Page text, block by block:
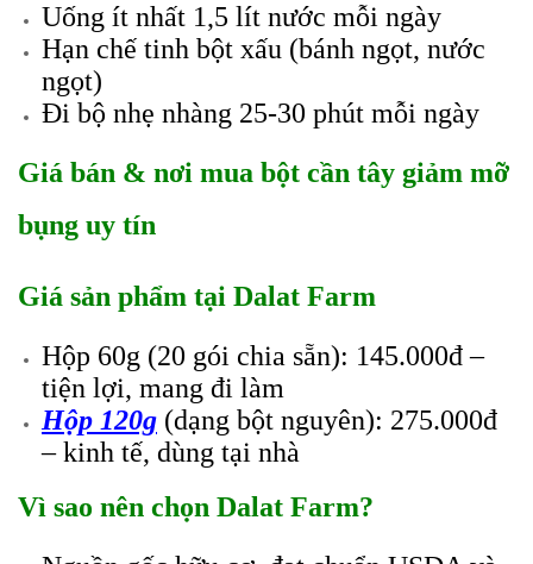
Uống ít nhất 1,5 lít nước mỗi ngày
Hạn chế tinh bột xấu (bánh ngọt, nước
ngọt)
Đi bộ nhẹ nhàng 25-30 phút mỗi ngày
Giá bán & nơi mua bột cần tây giảm mỡ
bụng uy tín
Giá sản phẩm tại Dalat Farm
Hộp 60g (20 gói chia sẵn): 145.000đ –
tiện lợi, mang đi làm
Hộp 120g (dạng bột nguyên): 275.000đ
– kinh tế, dùng tại nhà
Vì sao nên chọn Dalat Farm?